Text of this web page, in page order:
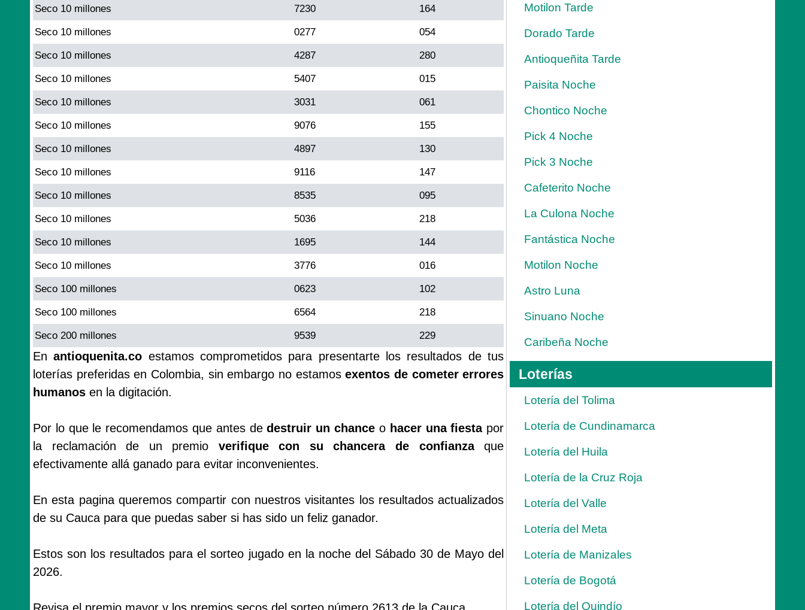
Seco 10 millones 7230 164
Seco 10 millones 0277 054
Seco 10 millones 4287 280
Seco 10 millones 5407 015
Seco 10 millones 3031 061
Seco 10 millones 9076 155
Seco 10 millones 4897 130
Seco 10 millones 9116 147
Seco 10 millones 8535 095
Seco 10 millones 5036 218
Seco 10 millones 1695 144
Seco 10 millones 3776 016
Seco 100 millones 0623 102
Seco 100 millones 6564 218
Seco 200 millones 9539 229
Enantioquenita.co estamos comprometidos para presentarte los resultados de tus
loterías preferidas en Colombia, sin embargo no estamosexentos de cometer errores
humanos en la digitación.
Por lo que le recomendamos que antes dedestruir un chance o hacer una fiestapor
la reclamación de un premio verifique con su chancera de confianzaque
efectivamente allá ganado para evitar inconvenientes.
En esta pagina queremos compartir con nuestros visitantes los resultados actualizados
de su Cauca para que puedas saber si has sido un feliz ganador.
Estos son los resultados para el sorteo jugado en la noche del Sábado 30 de Mayo del
2026.
Motilon Tarde
Dorado Tarde
Antioqueñita Tarde
Paisita Noche
Chontico Noche
Pick 4 Noche
Pick 3 Noche
Cafeterito Noche
La Culona Noche
Fantástica Noche
Motilon Noche
Astro Luna
Sinuano Noche
Caribeña Noche
Loterías
Lotería del Tolima
Lotería de Cundinamarca
Lotería del Huila
Lotería de la Cruz Roja
Lotería del Valle
Lotería del Meta
Lotería de Manizales
Lotería de Bogotá
Lotería del Quindío